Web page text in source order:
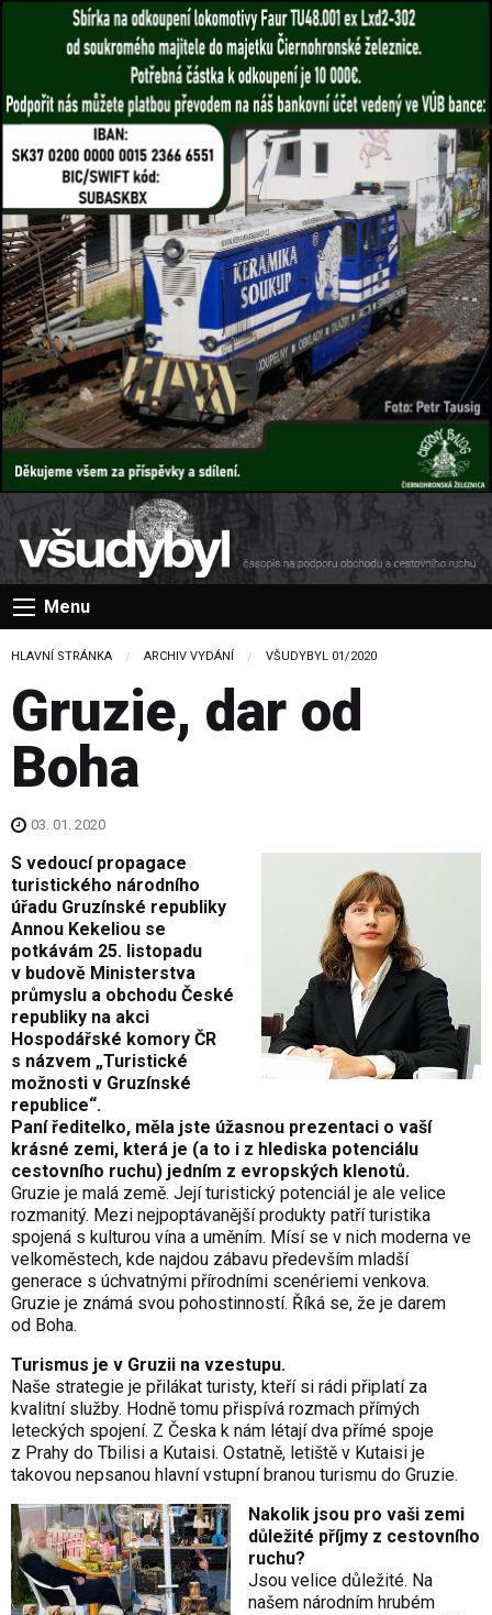
Menu
HLAVNÍ STRÁNKA ARCHIV VYDÁNÍ VŠUDYBYL 01/2020
Gruzie, dar od
Boha
03. 01. 2020
S vedoucí propagace
turistického národního
úřadu Gruzínské republiky
Annou Kekeliou se
potkávám 25. listopadu
v budově Ministerstva
průmyslu a obchodu České
republiky na akci
Hospodářské komory ČR
s názvem „Turistické
možnosti v Gruzínské
republice“.
Paní ředitelko, měla jste úžasnou prezentaci o vaší
krásné zemi, která je (a to i z hlediska potenciálu
cestovního ruchu) jedním z evropských klenotů.
Gruzie je malá země. Její turistický potenciál je ale velice
rozmanitý. Mezi nejpoptávanější produkty patří turistika
spojená s kulturou vína a uměním. Mísí se v nich moderna ve
velkoměstech, kde najdou zábavu především mladší
generace s úchvatnými přírodními scenériemi venkova.
Gruzie je známá svou pohostinností. Říká se, že je darem
od Boha.
Turismus je v Gruzii na vzestupu.
Naše strategie je přilákat turisty, kteří si rádi připlatí za
kvalitní služby. Hodně tomu přispívá rozmach přímých
leteckých spojení. Z Česka k nám létají dva přímé spoje
z Prahy do Tbilisi a Kutaisi. Ostatně, letiště v Kutaisi je
takovou nepsanou hlavní vstupní branou turismu do Gruzie.
Nakolik jsou pro vaši zemi
důležité příjmy z cestovního
ruchu?
Jsou velice důležité. Na
našem národním hrubém